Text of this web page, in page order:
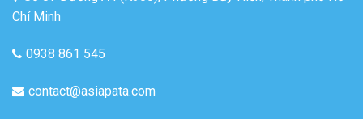
Chí Minh
0938 861 545
contact@asiapata.com